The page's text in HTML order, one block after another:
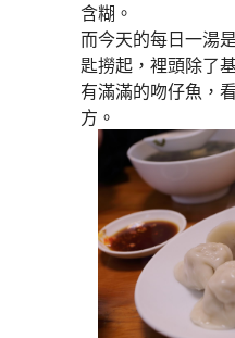
含糊。
而今天的每日一湯
匙撈起，裡頭除了
有滿滿的吻仔魚，
方。